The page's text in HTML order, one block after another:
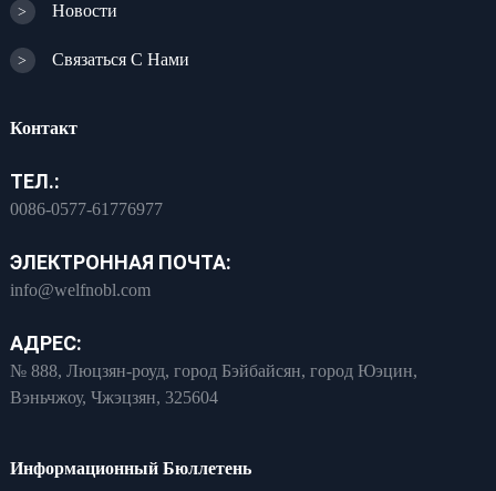
> Новости
> Связаться С Нами
Контакт
ТЕЛ.:
0086-0577-61776977
ЭЛЕКТРОННАЯ ПОЧТА:
info@welfnobl.com
АДРЕС:
№ 888, Люцзян-роуд, город Бэйбайсян, город Юэцин,
Вэньчжоу, Чжэцзян, 325604
Информационный Бюллетень